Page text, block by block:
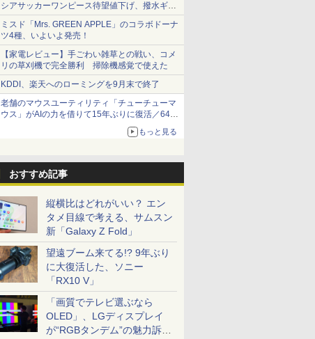
シアサッカーワンピース待望値下げ、撥水ギア
ショーツは1990円に
ミスド「Mrs. GREEN APPLE」のコラボドーナ
ツ4種、いよいよ発売！
【家電レビュー】手ごわい雑草との戦い、コメ
リの草刈機で完全勝利 掃除機感覚で使えた
KDDI、楽天へのローミングを9月末で終了
老舗のマウスユーティリティ「チューチューマ
ウス」がAIの力を借りて15年ぶりに復活／64bit
化、Windows 10/11、「Chrome」も走り回
る。復活記念で2026年末まで500円
もっと見る
おすすめ記事
縦横比はどれがいい？ エン
タメ目線で考える、サムスン
新「Galaxy Z Fold」
望遠ブーム来てる!? 9年ぶり
に大復活した、ソニー
「RX10 V」
「画質でテレビ選ぶなら
OLED」、LGディスプレイ
が“RGBタンデム”の魅力訴